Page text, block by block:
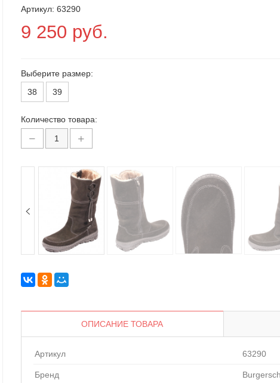
Артикул: 63290
9 250 руб.
Выберите размер:
38
39
Количество товара:
ОПИСАНИЕ ТОВАРА
Артикул 63290
Бренд